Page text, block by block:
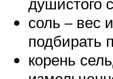
соль – вес
подбирать
корень